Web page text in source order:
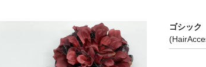
ゴシック